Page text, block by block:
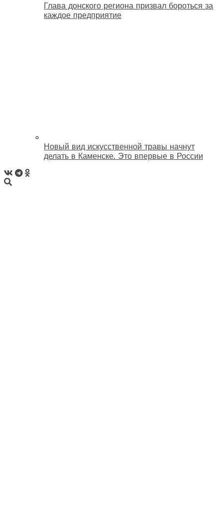
Глава донского региона призвал бороться за
каждое предприятие
Новый вид искусственной травы начнут
делать в Каменске. Это впервые в России